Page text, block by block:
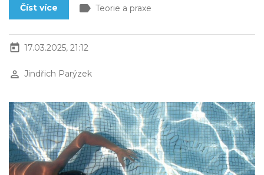
Číst více label Teorie a praxe
today 17.03.2025, 21:12
perm_identity Jindřich Parýzek